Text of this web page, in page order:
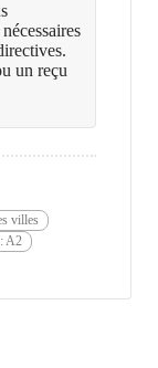
un reçu
villes
A2